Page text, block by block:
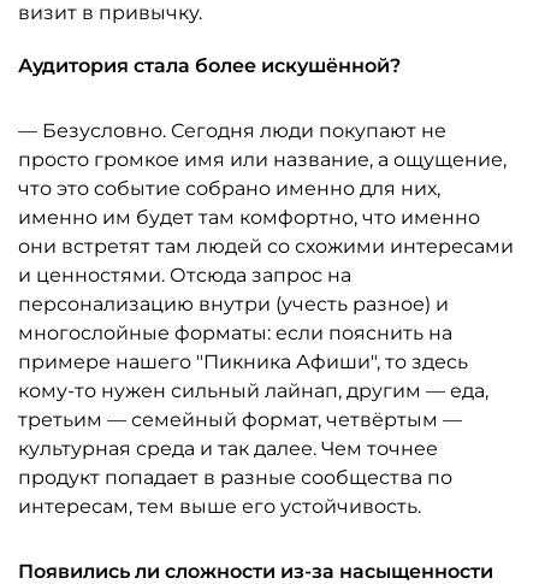
визит в привычку.
Аудитория стала более искушённой?
— Безусловно. Сегодня люди покупают не
просто громкое имя или название, а ощущение,
что это событие собрано именно для них,
именно им будет там комфортно, что именно
они встретят там людей со схожими интересами
и ценностями. Отсюда запрос на
персонализацию внутри (учесть разное) и
многослойные форматы: если пояснить на
примере нашего "Пикника Афиши", то здесь
кому-то нужен сильный лайнап, другим — еда,
третьим — семейный формат, четвёртым —
культурная среда и так далее. Чем точнее
продукт попадает в разные сообщества по
интересам, тем выше его устойчивость.
Появились ли сложности из-за насыщенности